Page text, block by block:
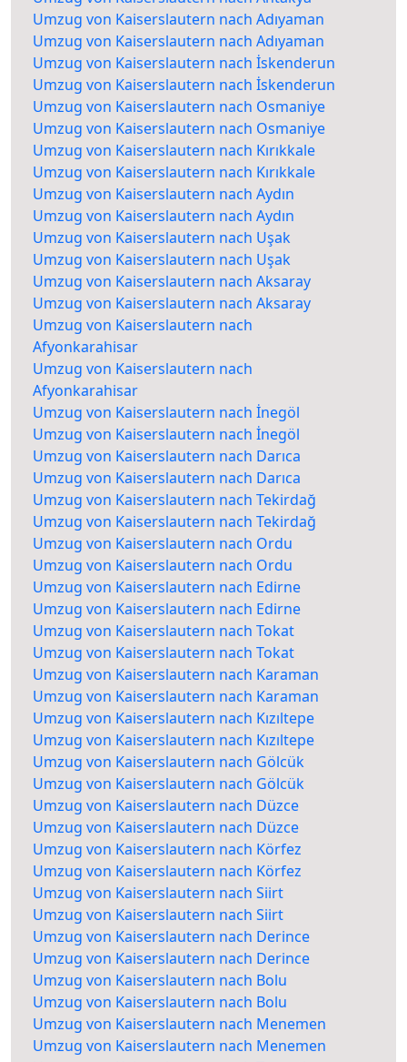
Umzug von Kaiserslautern nach Adıyaman
Umzug von Kaiserslautern nach Adıyaman
Umzug von Kaiserslautern nach İskenderun
Umzug von Kaiserslautern nach İskenderun
Umzug von Kaiserslautern nach Osmaniye
Umzug von Kaiserslautern nach Osmaniye
Umzug von Kaiserslautern nach Kırıkkale
Umzug von Kaiserslautern nach Kırıkkale
Umzug von Kaiserslautern nach Aydın
Umzug von Kaiserslautern nach Aydın
Umzug von Kaiserslautern nach Uşak
Umzug von Kaiserslautern nach Uşak
Umzug von Kaiserslautern nach Aksaray
Umzug von Kaiserslautern nach Aksaray
Umzug von Kaiserslautern nach
Afyonkarahisar
Umzug von Kaiserslautern nach
Afyonkarahisar
Umzug von Kaiserslautern nach İnegöl
Umzug von Kaiserslautern nach İnegöl
Umzug von Kaiserslautern nach Darıca
Umzug von Kaiserslautern nach Darıca
Umzug von Kaiserslautern nach Tekirdağ
Umzug von Kaiserslautern nach Tekirdağ
Umzug von Kaiserslautern nach Ordu
Umzug von Kaiserslautern nach Ordu
Umzug von Kaiserslautern nach Edirne
Umzug von Kaiserslautern nach Edirne
Umzug von Kaiserslautern nach Tokat
Umzug von Kaiserslautern nach Tokat
Umzug von Kaiserslautern nach Karaman
Umzug von Kaiserslautern nach Karaman
Umzug von Kaiserslautern nach Kızıltepe
Umzug von Kaiserslautern nach Kızıltepe
Umzug von Kaiserslautern nach Gölcük
Umzug von Kaiserslautern nach Gölcük
Umzug von Kaiserslautern nach Düzce
Umzug von Kaiserslautern nach Düzce
Umzug von Kaiserslautern nach Körfez
Umzug von Kaiserslautern nach Körfez
Umzug von Kaiserslautern nach Siirt
Umzug von Kaiserslautern nach Siirt
Umzug von Kaiserslautern nach Derince
Umzug von Kaiserslautern nach Derince
Umzug von Kaiserslautern nach Bolu
Umzug von Kaiserslautern nach Bolu
Umzug von Kaiserslautern nach Menemen
Umzug von Kaiserslautern nach Menemen